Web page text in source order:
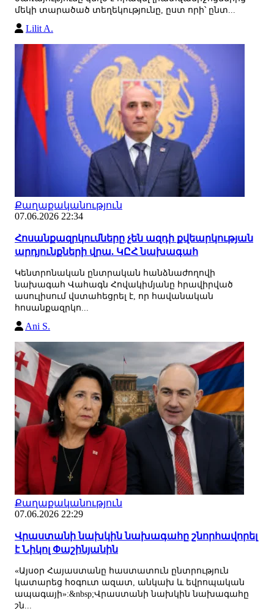
մեկի տարածած տեղեկությունը, ըստ որի՝ ընտ...
Lilit A.
Քաղաքականություն
07.06.2026 22:34
Հոսանքազրկումները չեն ազդի քվեարկության
արդյունքների վրա. ԿԸՀ նախագահ
Կենտրոնական ընտրական հանձնաժողովի
նախագահ Վահագն Հովակիմյանը հրավիրված
ասուլիսում վստահեցրել է, որ հավանական
հոսանքազրկո...
Ani S.
Քաղաքականություն
07.06.2026 22:29
Վրաստանի նախկին նախագահը շնորհավորել
է Նիկոլ Փաշինյանին
«Այսօր Հայաստանը հաստատուն ընտրություն
կատարեց հօգուտ ազատ, անկախ և եվրոպական
ապագայի»:&nbsp;Վրաստանի նախկին նախագահը
շն...